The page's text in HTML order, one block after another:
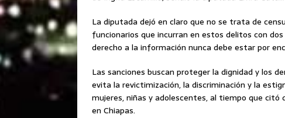
La diputada dejó en claro que no se trata de
funcionarios que incurran en estos delitos con
derecho a la información nunca debe estar por
Las sanciones buscan proteger la dignidad y los
evita la revictimización, la discriminación y la
mujeres, niñas y adolescentes, al tiempo que
en Chiapas.